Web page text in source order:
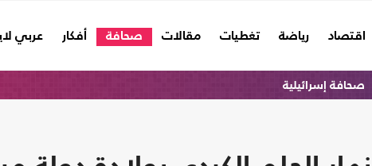
اقتصاد رياضة تغطيات مقالات صحافة أفكار عربي
صحافة إسرائيلية